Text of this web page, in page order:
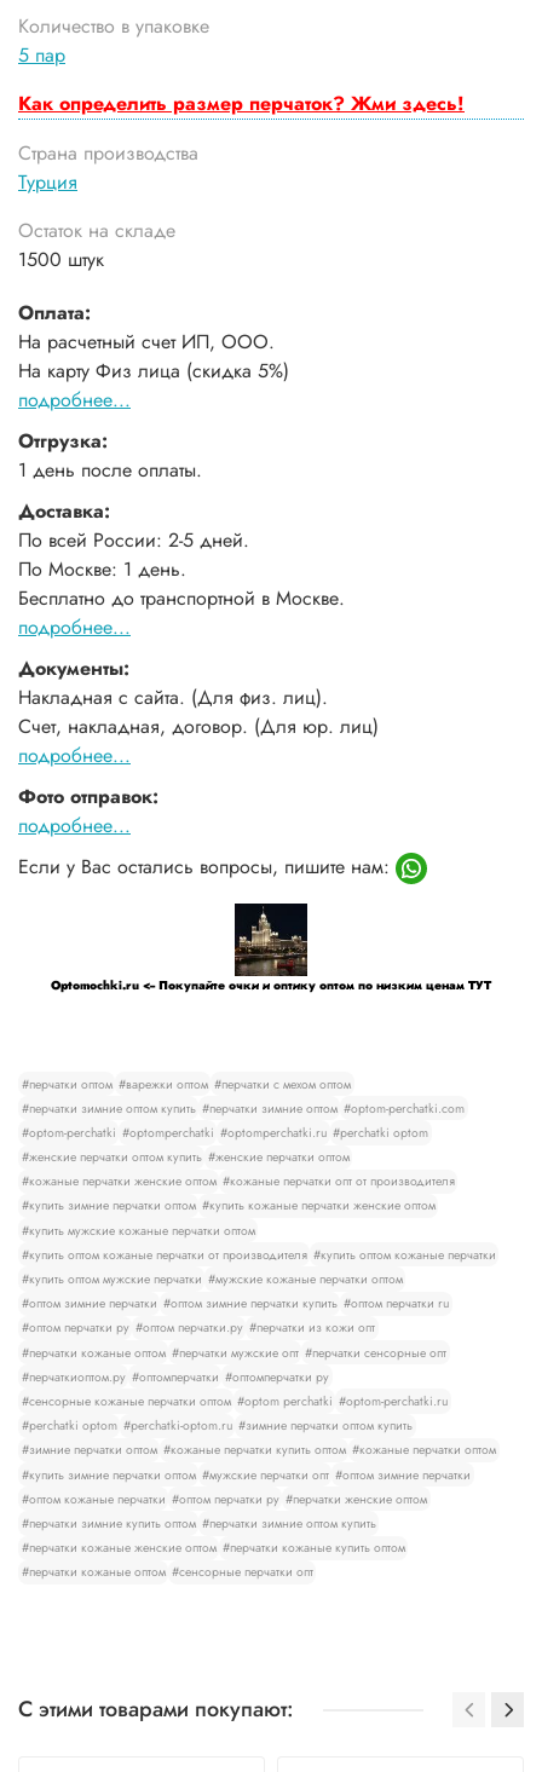
Количество в упаковке
5 пар
Как определить размер перчаток? Жми здесь!
Страна производства
Турция
Остаток на складе
1500 штук
Оплата:
На расчетный счет ИП, ООО.
На карту Физ лица (скидка 5%)
подробнее...
Отгрузка:
1 день после оплаты.
Доставка:
По всей России: 2-5 дней.
По Москве: 1 день.
Бесплатно до транспортной в Москве.
подробнее...
Документы:
Накладная с сайта. (Для физ. лиц).
Счет, накладная, договор. (Для юр. лиц)
подробнее...
Фото отправок:
подробнее...
Если у Вас остались вопросы, пишите нам:
Optomochki.ru <-- Покупайте очки и оптику оптом по низким ценам ТУТ
#перчатки оптом #варежки оптом #перчатки с мехом оптом
#перчатки зимние оптом купить #перчатки зимние оптом #optom-perchatki.com
#optom-perchatki #optomperchatki #optomperchatki.ru #perchatki optom
#женские перчатки оптом купить #женские перчатки оптом
#кожаные перчатки женские оптом #кожаные перчатки опт от производителя
#купить зимние перчатки оптом #купить кожаные перчатки женские оптом
#купить мужские кожаные перчатки оптом
#купить оптом кожаные перчатки от производителя #купить оптом кожаные перчатки
#купить оптом мужские перчатки #мужские кожаные перчатки оптом
#оптом зимние перчатки #оптом зимние перчатки купить #оптом перчатки ru
#оптом перчатки ру #оптом перчатки.ру #перчатки из кожи опт
#перчатки кожаные оптом #перчатки мужские опт #перчатки сенсорные опт
#перчаткиоптом.ру #оптомперчатки #оптомперчатки ру
#сенсорные кожаные перчатки оптом #optom perchatki #optom-perchatki.ru
#perchatki optom #perchatki-optom.ru #зимние перчатки оптом купить
#зимние перчатки оптом #кожаные перчатки купить оптом #кожаные перчатки оптом
#купить зимние перчатки оптом #мужские перчатки опт #оптом зимние перчатки
#оптом кожаные перчатки #оптом перчатки ру #перчатки женские оптом
#перчатки зимние купить оптом #перчатки зимние оптом купить
#перчатки кожаные женские оптом #перчатки кожаные купить оптом
#перчатки кожаные оптом #сенсорные перчатки опт
С этими товарами покупают: